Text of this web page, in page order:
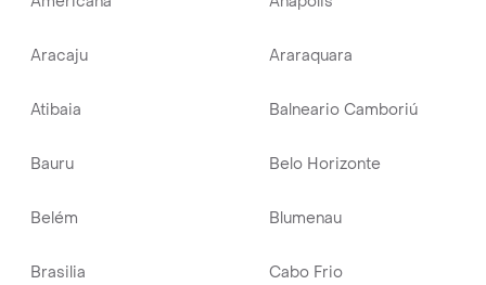
Aracaju Araraquara
Atibaia Balneario Camboriú
Bauru Belo Horizonte
Belém Blumenau
Brasilia Cabo Frio